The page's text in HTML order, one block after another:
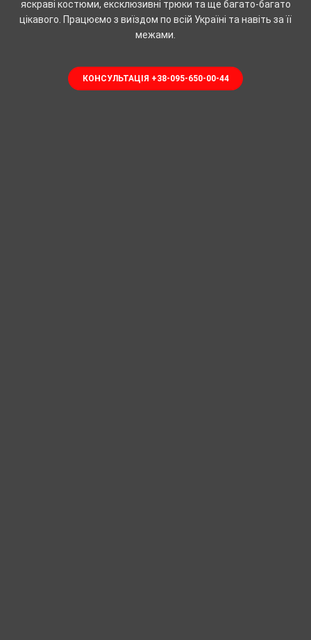
яскраві костюми, ексклюзивні трюки та ще багато-багато
цікавого. Працюємо з виїздом по всій Україні та навіть за її
межами.
КОНСУЛЬТАЦІЯ +38-095-650-00-44